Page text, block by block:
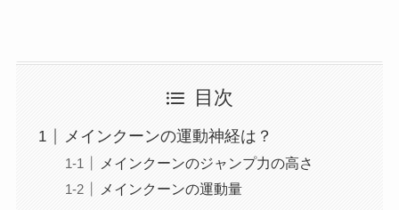
目次
メインクーンの運動神経は？
メインクーンのジャンプ力の高さ
メインクーンの運動量